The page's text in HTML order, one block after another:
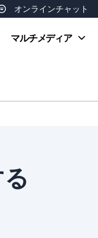
オンラインチャット
マルチメディア